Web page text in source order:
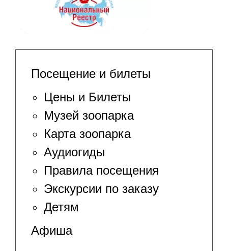
Посещение и билеты
Цены и Билеты
Музей зоопарка
Карта зоопарка
Аудиогиды
Правила посещения
Экскурсии по заказу
Детям
Афиша